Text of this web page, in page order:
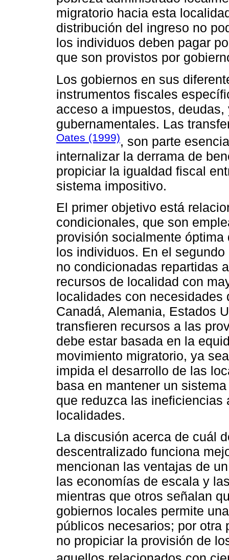
migratorio hacia esta
distribución del ingreso no
los individuos deben pagar
que son provistos por
Los gobiernos en sus
instrumentos fiscales
acceso a impuestos,
gubernamentales. Las
Oates (1999), son parte
internalizar la derrama de
propiciar la igualdad fiscal
sistema impositivo.
El primer objetivo está
condicionales, que son
provisión socialmente
los individuos. En el
no condicionadas repartidas
recursos de localidad con
localidades con
Canadá, Alemania, Estados
transfieren recursos a las
debe estar basada en la
movimiento migratorio, ya
impida el desarrollo de las
basa en mantener un
que reduzca las
localidades.
La discusión acerca de cuál
descentralizado funciona
mencionan las ventajas de
las economías de escala y
mientras que otros señalan
gobiernos locales permite
públicos necesarios; por otra
no propiciar la provisión de